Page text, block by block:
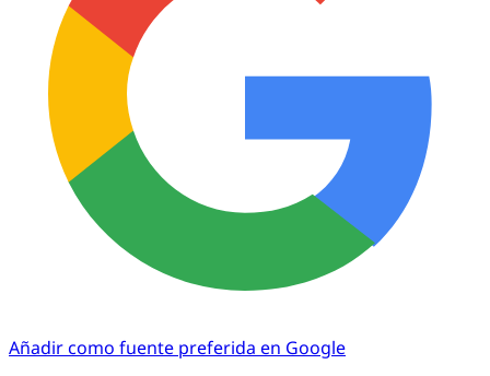
Añadir como fuente preferida en Google